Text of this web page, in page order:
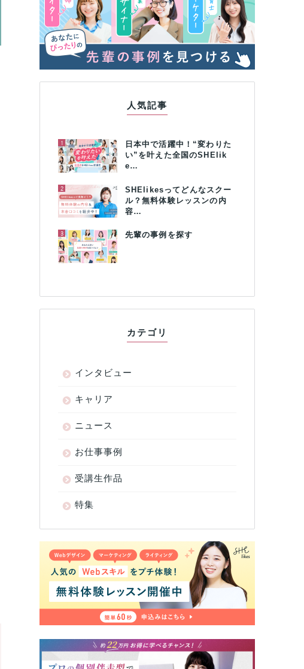
人気記事
1
日本中で活躍中！“変わりた
い”を叶えた全国のSHElik
e…
2
SHElikesってどんなスクー
ル？無料体験レッスンの内
容…
3 先輩の事例を探す
カテゴリ
インタビュー
キャリア
ニュース
お仕事事例
受講生作品
特集